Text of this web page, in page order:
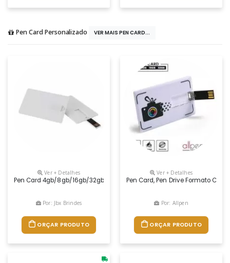
Pen Card Personalizado VER MAIS PEN CARD...
Ver + Detalhes
Pen Card 4gb/8gb/16gb/32gb
Por: Jbx Brindes
ORÇAR PRODUTO
Ver + Detalhes
Pen Card, Pen Drive Formato
Por: Allpen
ORÇAR PRODUTO